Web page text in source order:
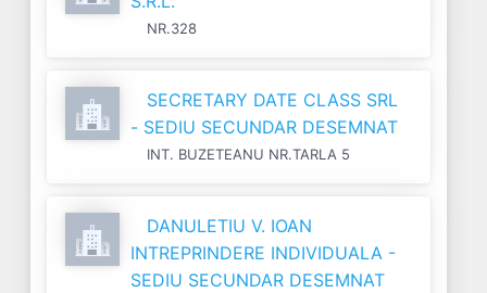
NR.328
SECRETARY DATE CLASS SRL
- SEDIU SECUNDAR DESEMNAT
INT. BUZETEANU NR.TARLA 5
DANULETIU V. IOAN
INTREPRINDERE INDIVIDUALA -
SEDIU SECUNDAR DESEMNAT